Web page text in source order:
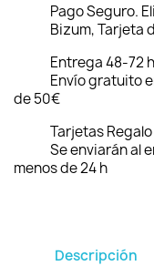
Pago Seguro.
Bizum, Tarjeta
Entrega 48-72
Envío gratuito
de 50€
Tarjetas
Se enviarán al
menos de 24 h
Descripción